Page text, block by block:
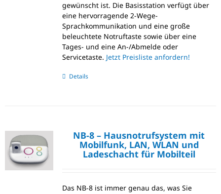
gewünscht ist. Die Basisstation verfügt über
eine hervorragende 2-Wege-
Sprachkommunikation und eine große
beleuchtete Notruftaste sowie über eine
Tages- und eine An-/Abmelde oder
Servicetaste. Jetzt Preisliste anfordern!
Details
NB-8 – Hausnotrufsystem mit
Mobilfunk, LAN, WLAN und
Ladeschacht für Mobilteil
Das NB-8 ist immer genau das, was Sie